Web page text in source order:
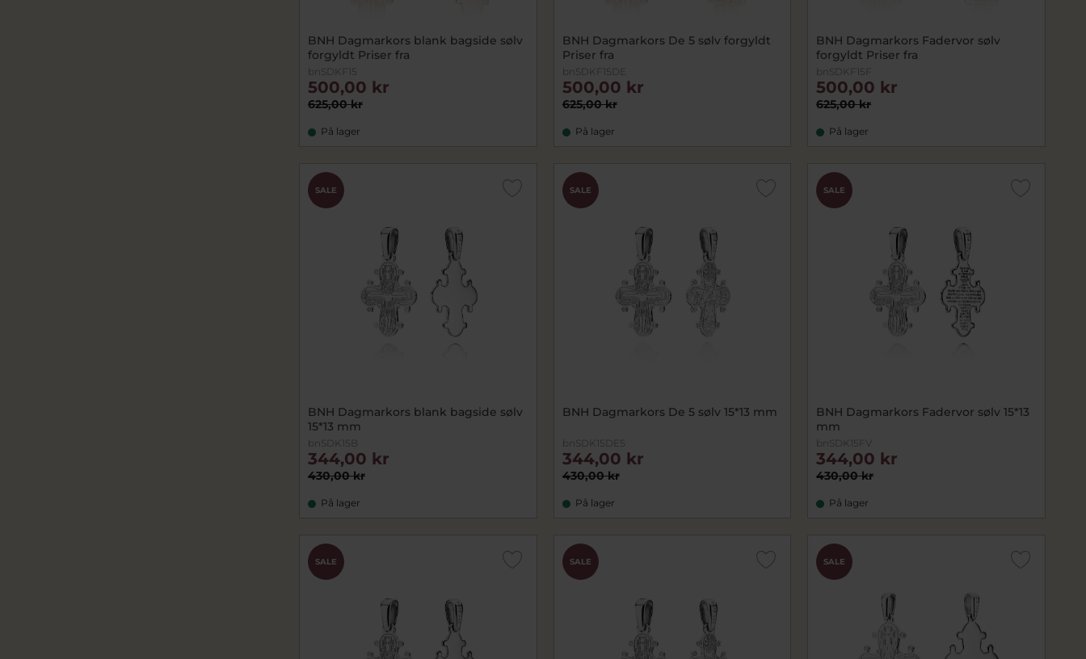
BNH Dagmarkors blank bagside sølv
forgyldt Priser fra
bnSDKF15
625,00 kr
500,00 kr
På lager
BNH Dagmarkors De 5 sølv forgyldt
Priser fra
bnSDKF15DE
625,00 kr
500,00 kr
På lager
BNH Dagmarkors Fadervor sølv
forgyldt Priser fra
bnSDKF15F
625,00 kr
500,00 kr
På lager
SALE
BNH Dagmarkors blank bagside sølv
15*13 mm
bnSDK15B
430,00 kr
344,00 kr
På lager
SALE
BNH Dagmarkors De 5 sølv 15*13 mm
bnSDK15DE5
430,00 kr
344,00 kr
På lager
SALE
BNH Dagmarkors Fadervor sølv 15*13
mm
bnSDK15FV
430,00 kr
344,00 kr
På lager
SALE SALE SALE